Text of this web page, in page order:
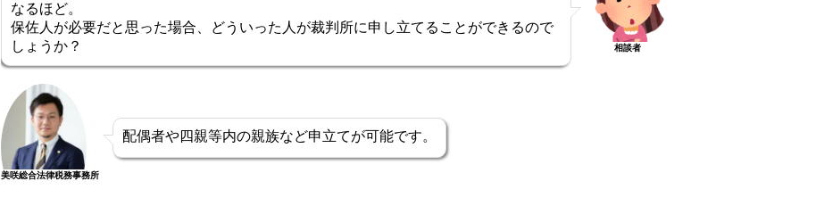
なるほど。
保佐人が必要だと思った場合、どういった人が裁判所に申し立てることができるので
しょうか？
相談者
美咲総合法律税務事務所
配偶者や四親等内の親族など申立てが可能です。